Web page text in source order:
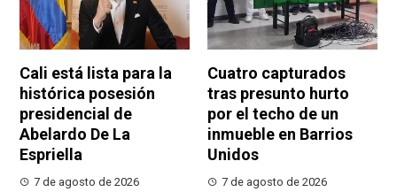
Cali está lista para la
histórica posesión
presidencial de
Abelardo De La
Espriella
7 de agosto de 2026
Cuatro capturados
tras presunto hurto
por el techo de un
inmueble en Barrios
Unidos
7 de agosto de 2026